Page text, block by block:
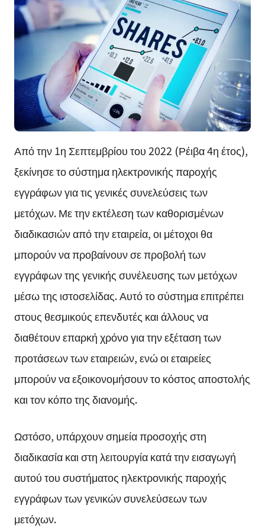
Από την 1η Σεπτεμβρίου του 2022 (Ρέιβα 4η έτος),
ξεκίνησε το σύστημα ηλεκτρονικής παροχής
εγγράφων για τις γενικές συνελεύσεις των
μετόχων. Με την εκτέλεση των καθορισμένων
διαδικασιών από την εταιρεία, οι μέτοχοι θα
μπορούν να προβαίνουν σε προβολή των
εγγράφων της γενικής συνέλευσης των μετόχων
μέσω της ιστοσελίδας. Αυτό το σύστημα επιτρέπει
στους θεσμικούς επενδυτές και άλλους να
διαθέτουν επαρκή χρόνο για την εξέταση των
προτάσεων των εταιρειών, ενώ οι εταιρείες
μπορούν να εξοικονομήσουν το κόστος αποστολής
και τον κόπο της διανομής.
Ωστόσο, υπάρχουν σημεία προσοχής στη
διαδικασία και στη λειτουργία κατά την εισαγωγή
αυτού του συστήματος ηλεκτρονικής παροχής
εγγράφων των γενικών συνελεύσεων των
μετόχων.